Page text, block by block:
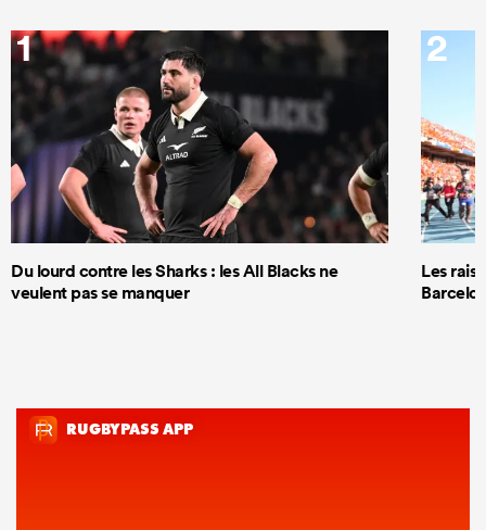
1
Du lourd contre les Sharks : les All Blacks ne
veulent pas se manquer
2
Les